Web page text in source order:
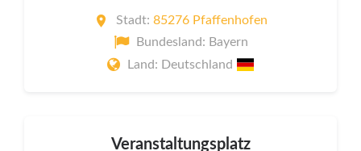
Stadt: 85276 Pfaffenhofen
Bundesland: Bayern
Land: Deutschland
Veranstaltungsplatz